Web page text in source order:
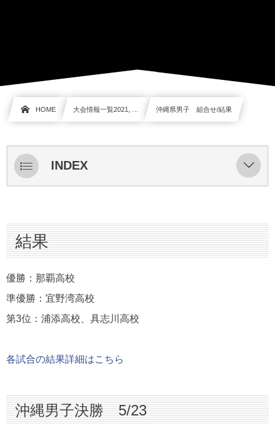
HOME 大会情報一覧2021, … 沖縄県男子 組合せ/結果
INDEX
沖縄男子準決勝 5/22
沖縄男子2回戦 5/19
組合せ
結果
優勝：那覇高校
準優勝：宜野湾高校
第3位：浦添高校、具志川高校
各試合の結果詳細はこちら
沖縄男子決勝 5/23